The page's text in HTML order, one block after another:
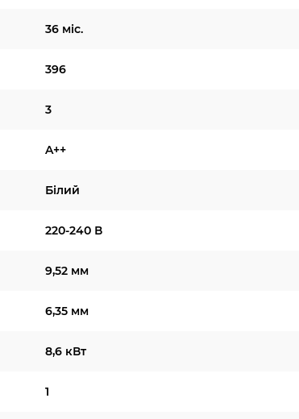
36 міс.
396
3
A++
Білий
220-240 В
9,52 мм
6,35 мм
8,6 кВт
1